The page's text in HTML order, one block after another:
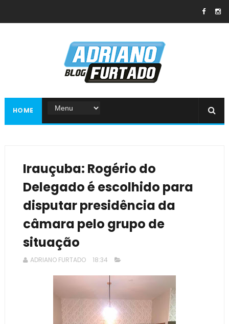
HOME
Irauçuba: Rogério do
Delegado é escolhido para
disputar presidência da
câmara pelo grupo de
situação
ADRIANO FURTADO 18:34